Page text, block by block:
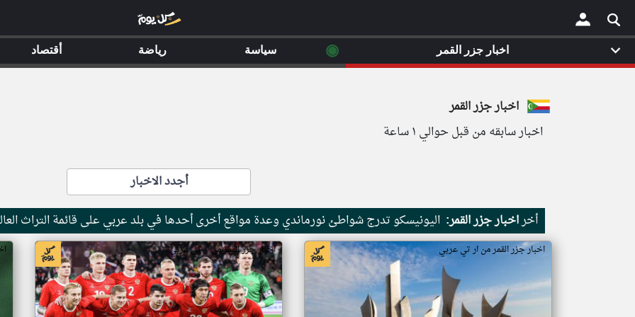
×
اخبار جزر القمر
اخبار سابقه من قبل حوالي ١ ساعة
أجدد الاخبار
أخراخبار جزر القمر: اليونيسكو تدرج شواطئ نورماندي وعدة مواقع أخرى أحدها في بلد عربي على قائمة التراث
اخبار جزر القمر من ار تي عربي اخبار جزر القمر من ار تي عربي
اخبار جزر القمر ◉ سياسة رياضة أقتصاد